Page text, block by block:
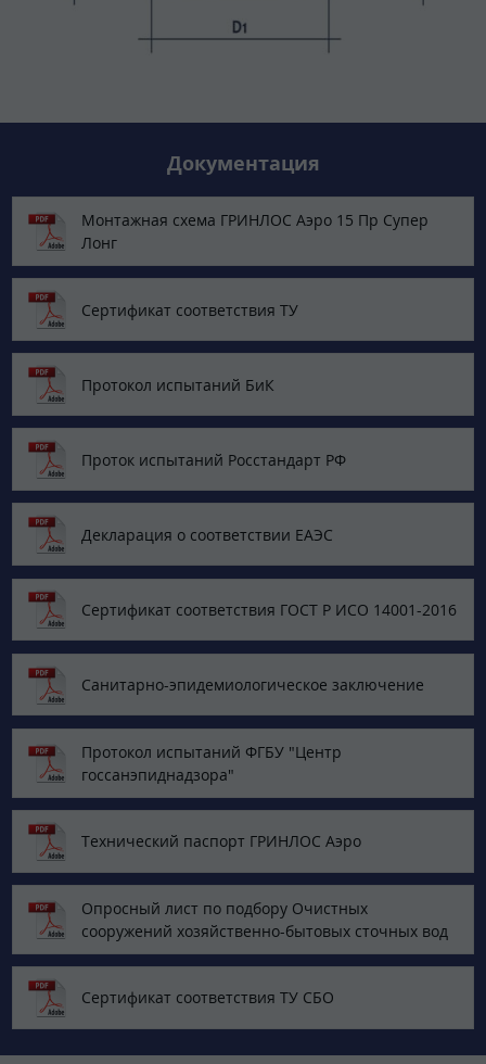
Документация
Монтажная схема ГРИНЛОС Аэро 15 Пр Супер
Лонг
Сертификат соответствия ТУ
Протокол испытаний БиК
Проток испытаний Росстандарт РФ
Декларация о соответствии ЕАЭС
Сертификат соответствия ГОСТ Р ИСО 14001-2016
Санитарно-эпидемиологическое заключение
Протокол испытаний ФГБУ "Центр
госсанэпиднадзора"
Технический паспорт ГРИНЛОС Аэро
Опросный лист по подбору Очистных
сооружений хозяйственно-бытовых сточных вод
Сертификат соответствия ТУ СБО